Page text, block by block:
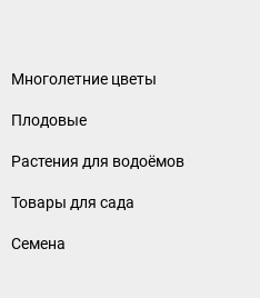
Многолетние цветы
Плодовые
Растения для водоёмов
Товары для сада
Семена